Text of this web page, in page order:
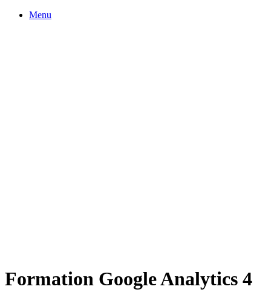
Menu
Formation Google Analytics 4